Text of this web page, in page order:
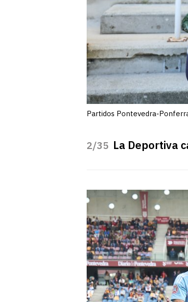
Partidos Pontevedra-
/35 La Deportiva